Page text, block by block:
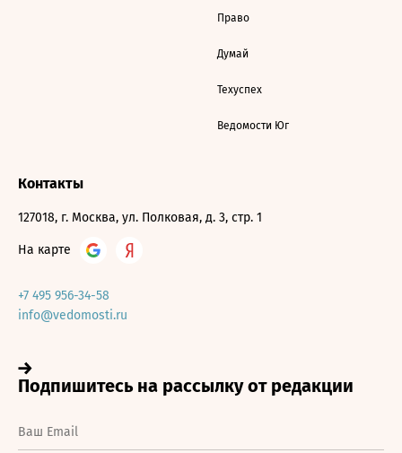
Право
Думай
Техуспех
Ведомости Юг
Контакты
127018, г. Москва, ул. Полковая, д. 3, стр. 1
На карте
+7 495 956-34-58
info@vedomosti.ru